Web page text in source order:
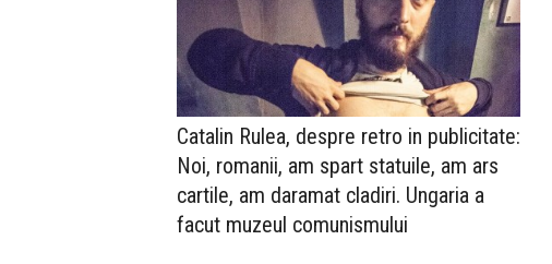
Catalin Rulea, despre retro in publicitate:
Noi, romanii, am spart statuile, am ars
cartile, am daramat cladiri. Ungaria a
facut muzeul comunismului